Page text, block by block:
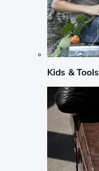
Kids & Tools